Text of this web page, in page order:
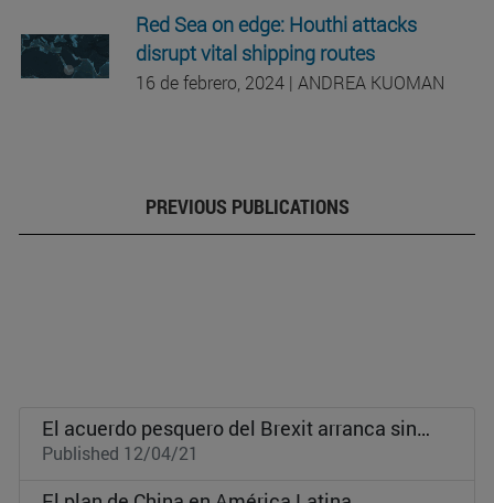
Red Sea on edge: Houthi attacks
disrupt vital shipping routes
16 de febrero, 2024 | ANDREA KUOMAN
PREVIOUS PUBLICATIONS
El acuerdo pesquero del Brexit arranca sin satisfacer del todo a nadie
Published 12/04/21